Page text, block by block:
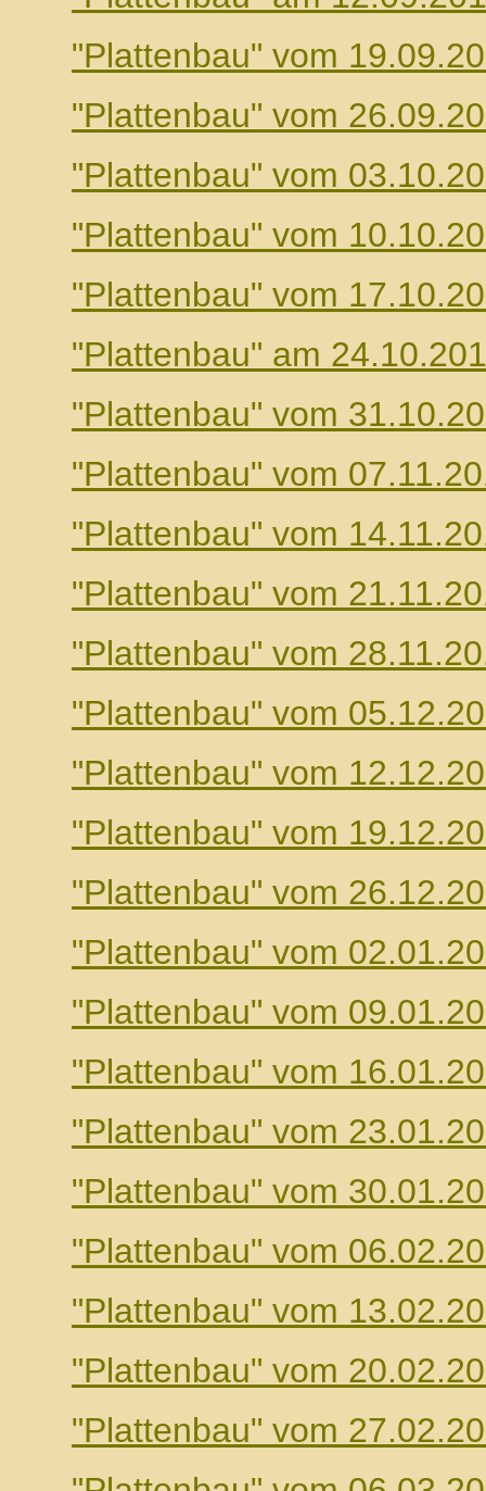
"Plattenbau" vom
"Plattenbau" vom
"Plattenbau" vom
"Plattenbau" vom
"Plattenbau" vom
"Plattenbau" am
"Plattenbau" vom
"Plattenbau" vom
"Plattenbau" vom
"Plattenbau" vom
"Plattenbau" vom
"Plattenbau" vom
"Plattenbau" vom
"Plattenbau" vom
"Plattenbau" vom
"Plattenbau" vom
"Plattenbau" vom
"Plattenbau" vom
"Plattenbau" vom
"Plattenbau" vom
"Plattenbau" vom
"Plattenbau" vom
"Plattenbau" vom
"Plattenbau" vom